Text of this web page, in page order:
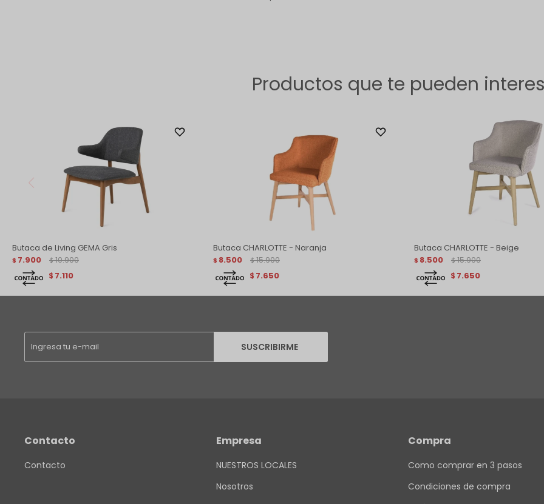
Productos que te pueden
Butaca de Living GEMA Gris
$ 7.900 $ 10.900
$ 7.110
Butaca CHARLOTTE - Naranja
$ 8.500 $ 15.900
$ 7.650
Butaca CHARLOTTE - Beige
$ 8.500 $ 15.900
$ 7.650
SUSCRIBIRME
Contacto
Contacto
Empresa
NUESTROS LOCALES
Nosotros
Compra
Como comprar en 3 pasos
Condiciones de compra